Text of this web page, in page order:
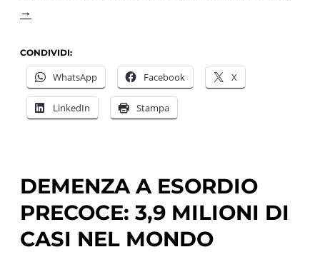
→
CONDIVIDI:
WhatsApp Facebook X
LinkedIn Stampa
DEMENZA A ESORDIO
PRECOCE: 3,9 MILIONI DI
CASI NEL MONDO